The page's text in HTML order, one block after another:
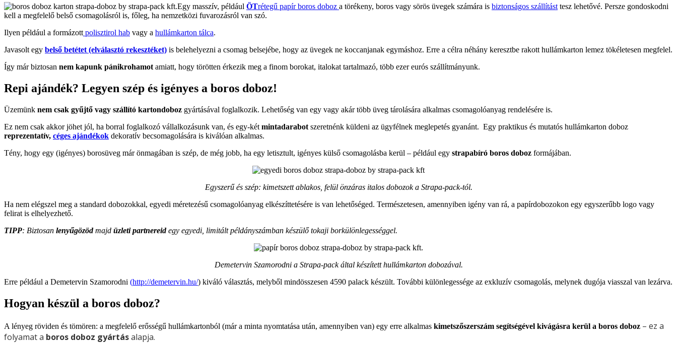
Egy masszív, például ÖTrétegű papír boros doboz a törékeny, boros vagy sörös üvegek számára is biztonságos szállítást tesz lehetővé. Persze gondoskodni
kell a megfelelő belső csomagolásról is, főleg, ha nemzetközi fuvarozásról van szó.
Ilyen például a formázott polisztirol hab vagy a hullámkarton tálca.
Javasolt egy belső betétet (elválasztó rekesztéket) is belehelyezni a csomag belsejébe, hogy az üvegek ne koccanjanak egymáshoz. Erre a célra néhány keresztbe rakott hullámkarton lemez tökéletesen megfelel.
Így már biztosan nem kapunk pánikrohamot amiatt, hogy törötten érkezik meg a finom borokat, italokat tartalmazó, több ezer eurós szállítmányunk.
Repi ajándék? Legyen szép és igényes a boros doboz!
Üzemünk nem csak gyűjtő vagy szállító kartondoboz gyártásával foglalkozik. Lehetőség van egy vagy akár több üveg tárolására alkalmas csomagolóanyag rendelésére is.
Ez nem csak akkor jöhet jól, ha borral foglalkozó vállalkozásunk van, és egy-két mintadarabot szeretnénk küldeni az ügyfélnek meglepetés gyanánt. Egy praktikus és mutatós hullámkarton doboz
reprezentatív, céges ajándékok dekoratív becsomagolására is kiválóan alkalmas.
Tény, hogy egy (igényes) borosüveg már önmagában is szép, de még jobb, ha egy letisztult, igényes külső csomagolásba kerül – például egy strapabíró boros doboz formájában.
Egyszerű és szép: kimetszett ablakos, felül önzáras italos dobozok a Strapa-pack-tól.
Ha nem elégszel meg a standard dobozokkal, egyedi méretezésű csomagolóanyag elkészíttetésére is van lehetőséged. Természetesen, amennyiben igény van rá, a papírdobozokon egy egyszerűbb logo vagy
felirat is elhelyezhető.
TIPP: Biztosan lenyűgözödmajd üzleti partnereidegy egyedi, limitált példányszámban készülő tokaji borkülönlegességgel.
Demetervin Szamorodni a Strapa-pack által készített hullámkarton dobozával.
Erre például a Demetervin Szamorodni (http://demetervin.hu/) kiváló választás, melyből mindösszesen 4590 palack készült. További különlegessége az exkluzív csomagolás, melynek dugója viasszal van lezárva.
Hogyan készül a boros doboz?
A lényeg röviden és tömören: a megfelelő erősségű hullámkartonból (már a minta nyomtatása után, amennyiben van) egy erre alkalmas kimetszőszerszám segítségével kivágásra kerül a boros doboz – ez a
folyamat a boros doboz gyártásalapja.